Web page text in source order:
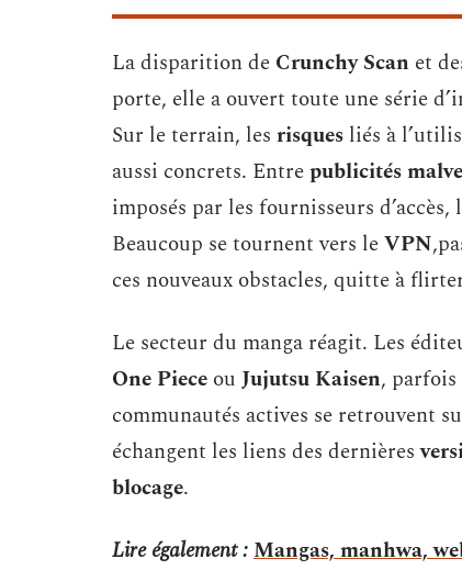
La disparition de Crunchy Scan et
porte, elle a ouvert toute une série
Sur le terrain, les risques liés à
aussi concrets. Entrepublicités
imposés par les fournisseurs
Beaucoup se tournent vers leVPN
ces nouveaux obstacles, quitte à
Le secteur du manga réagit. Les
One Piece ou Jujutsu Kaisen, parfois
communautés actives se retrouvent
échangent les liens des dernières
blocage.
Lire également :Mangas, manhwa,